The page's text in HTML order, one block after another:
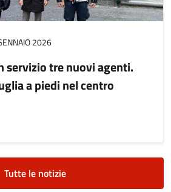
2026
servizio tre nuovi agenti.
a piedi nel centro
Tutte le notizie